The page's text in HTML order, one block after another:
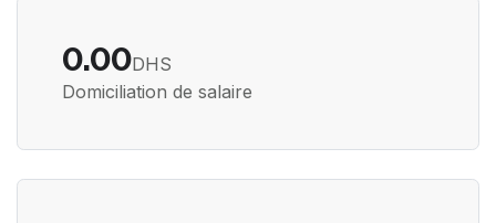
0.00DHS
Domiciliation de salaire